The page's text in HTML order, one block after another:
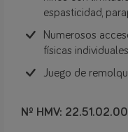
espasticidad,
Numerosos
físicas individuales
Juego de
Nº HMV: